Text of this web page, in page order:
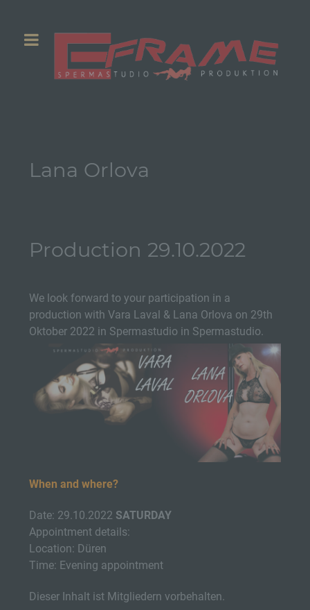
Lana Orlova
Production 29.10.2022
We look forward to your participation in a
production with Vara Laval & Lana Orlova on 29th
Oktober 2022 in Spermastudio in Spermastudio.
When and where?
Date: 29.10.2022 SATURDAY
Appointment details:
Location: Düren
Time: Evening appointment
Dieser Inhalt ist Mitgliedern vorbehalten.